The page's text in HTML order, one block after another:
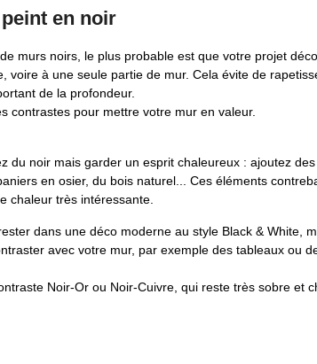
en noir
murs noirs, le plus probable est que votre projet
voire à une seule partie de mur. Cela évite de
de la profondeur.
contrastes pour mettre votre mur en valeur.
du noir mais garder un esprit chaleureux : ajoutez
en osier, du bois naturel... Ces éléments
chaleur très intéressante.
dans une déco moderne au style Black & White,
avec votre mur, par exemple des tableaux ou
Noir-Or ou Noir-Cuivre, qui reste très sobre et